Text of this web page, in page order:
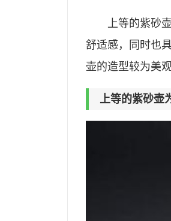
上等的紫砂
舒适感，同时也
壶的造型较为美
上等的紫砂壶